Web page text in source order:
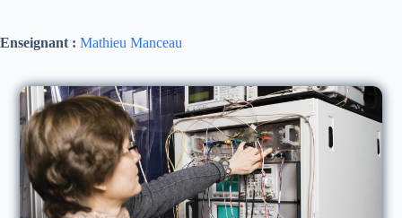
Enseignant : Mathieu Manceau